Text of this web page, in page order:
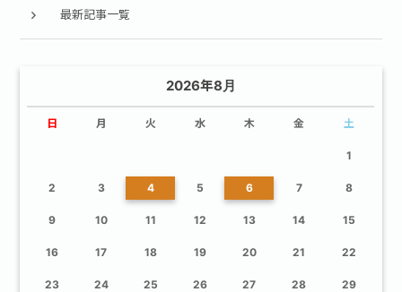
最新記事一覧
2026年8月
日 月 火 水 木 金 土
1
2 3 4 5 6 7 8
9 10 11 12 13 14 15
16 17 18 19 20 21 22
23 24 25 26 27 28 29